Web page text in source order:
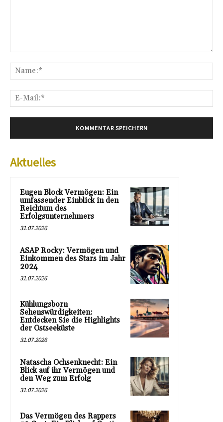
Aktuelles
Eugen Block Vermögen: Ein
umfassender Einblick in den
Reichtum des
Erfolgsunternehmers
31.07.2026
ASAP Rocky: Vermögen und
Einkommen des Stars im Jahr
2024
31.07.2026
Kühlungsborn
Sehenswürdigkeiten:
Entdecken Sie die Highlights
der Ostseeküste
31.07.2026
Natascha Ochsenknecht: Ein
Blick auf ihr Vermögen und
den Weg zum Erfolg
31.07.2026
Das Vermögen des Rappers